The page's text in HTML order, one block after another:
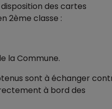
des cartes
2ème classe :
la Commune.
sont à échanger
à bord des